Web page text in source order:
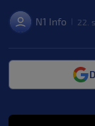
N1 Info 22.